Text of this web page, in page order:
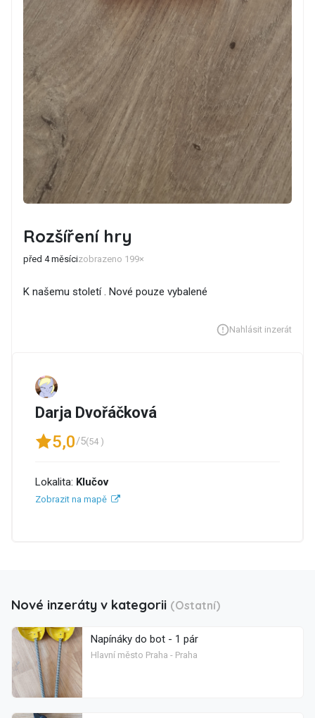
Rozšíření hry
před 4 měsícizobrazeno 199×
K našemu století . Nové pouze vybalené
Nahlásit inzerát
Darja Dvořáčková
5,0/5(54 )
Lokalita: Klučov
Zobrazit na mapě
Nové inzeráty v kategorii (Ostatní)
Napínáky do bot - 1 pár
Hlavní město Praha - Praha